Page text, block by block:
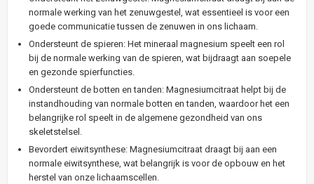
normale werking van het zenuwgestel, wat essentieel is voor een
goede communicatie tussen de zenuwen in ons lichaam.
Ondersteunt de spieren: Het mineraal magnesium speelt een rol
bij de normale werking van de spieren, wat bijdraagt aan soepele
en gezonde spierfuncties.
Ondersteunt de botten en tanden: Magnesiumcitraat helpt bij de
instandhouding van normale botten en tanden, waardoor het een
belangrijke rol speelt in de algemene gezondheid van ons
skeletstelsel.
Bevordert eiwitsynthese: Magnesiumcitraat draagt bij aan een
normale eiwitsynthese, wat belangrijk is voor de opbouw en het
herstel van onze lichaamscellen.